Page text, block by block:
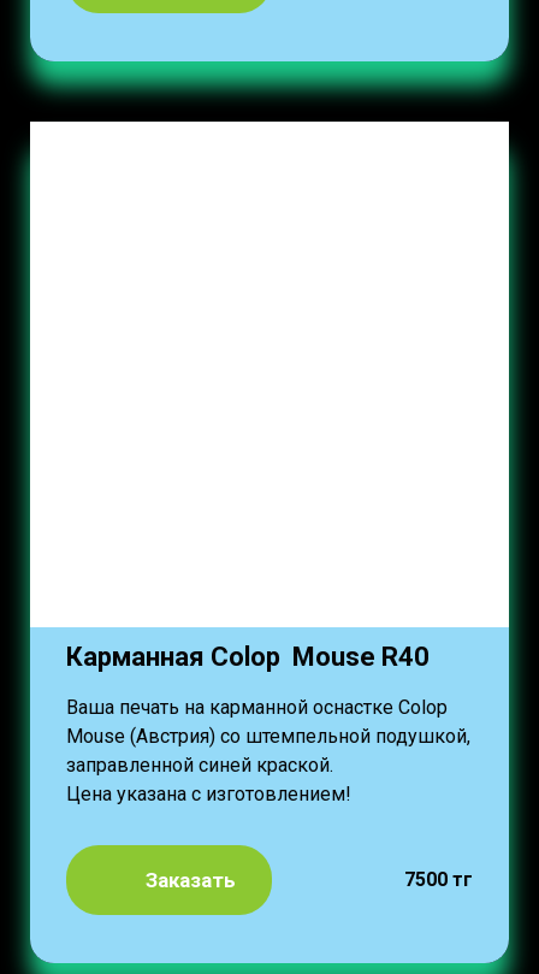
Карманная Colop Mouse R40
Ваша печать на карманной оснастке Colop
Mouse (Австрия) со штемпельной подушкой,
заправленной синей краской.
Цена указана с изготовлением!
Заказать 7500 тг